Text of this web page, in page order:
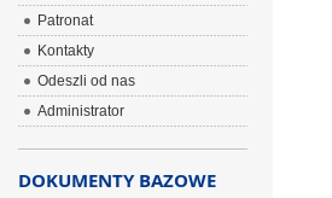
Patronat
Kontakty
Odeszli od nas
Administrator
DOKUMENTY BAZOWE